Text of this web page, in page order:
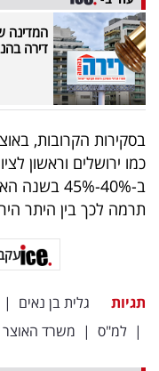
המדינה
דירה
בסקירות הקרובות,
כמו ירושלים וראשון
ב-40%-
תרמה לכך בין היתר
תגיות גלית בן נאים |
| למ"ס | משרד האוצר